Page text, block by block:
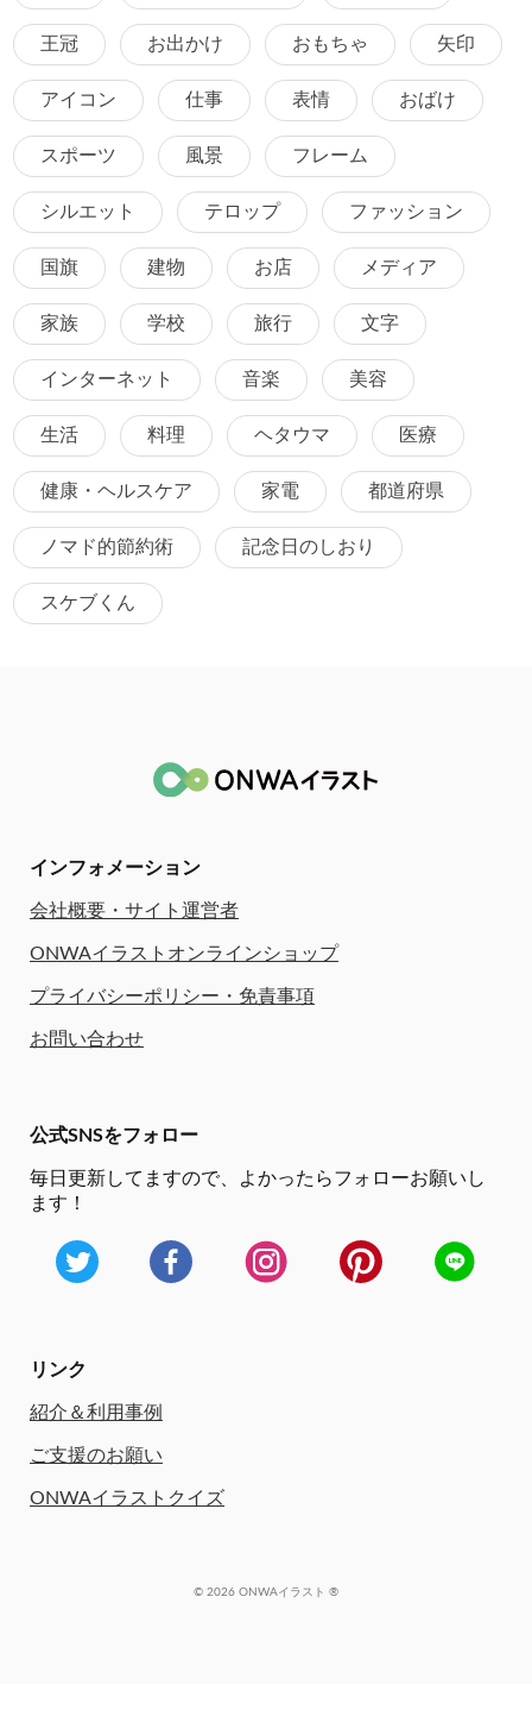
王冠 お出かけ おもちゃ 矢印
アイコン 仕事 表情 おばけ
スポーツ 風景 フレーム
シルエット テロップ ファッション
国旗 建物 お店 メディア
家族 学校 旅行 文字
インターネット 音楽 美容
生活 料理 ヘタウマ 医療
健康・ヘルスケア 家電 都道府県
ノマド的節約術 記念日のしおり
スケブくん
インフォメーション
会社概要・サイト運営者
ONWAイラストオンラインショップ
プライバシーポリシー・免責事項
お問い合わせ
公式SNSをフォロー
毎日更新してますので、
よかったらフォローお願いし
ます！
リンク
紹介＆利用事例
ご支援のお願い
ONWAイラストクイズ
© 2026 ONWAイラスト ®